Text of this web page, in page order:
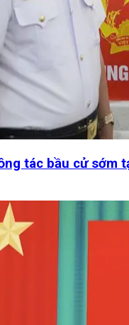
tác bầu cử sớm